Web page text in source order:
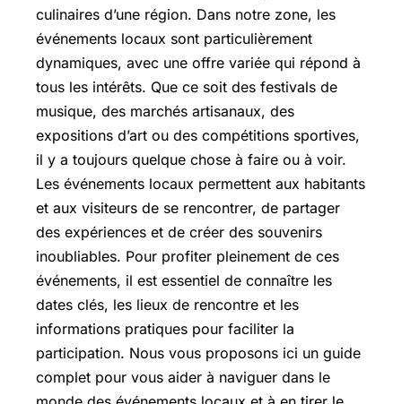
culinaires d’une région. Dans notre zone, les
événements locaux sont particulièrement
dynamiques, avec une offre variée qui répond à
tous les intérêts. Que ce soit des festivals de
musique, des marchés artisanaux, des
expositions d’art ou des compétitions sportives,
il y a toujours quelque chose à faire ou à voir.
Les événements locaux permettent aux habitants
et aux visiteurs de se rencontrer, de partager
des expériences et de créer des souvenirs
inoubliables. Pour profiter pleinement de ces
événements, il est essentiel de connaître les
dates clés, les lieux de rencontre et les
informations pratiques pour faciliter la
participation. Nous vous proposons ici un guide
complet pour vous aider à naviguer dans le